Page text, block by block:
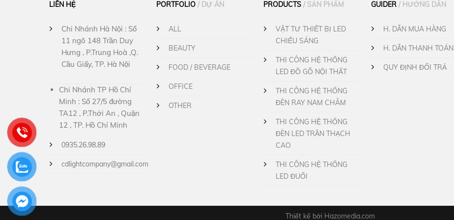
LIÊN HỆ
Chi Nhánh Hà Nội : Số
11 ngõ 148 Trần Duy
Hưng , P.Trung Hoà ,Q.
Cầu Giấy, TP. Hà Nội
Chi Nhánh TP Hồ Chí
Minh : Số 27/5 đường
TA12 , P.Thới An , Quận
12 , TP. Hồ Chí Minh
0935.26.98.89
cdlightcompany@gmail.com
PORTFOLIO / DỰ ÁN
ALL
BEAUTY
FOOD / BEVERAGE
OFFICE
OTHER
PRODUCTS / SẢN PHẨM
VẬT TƯ THIẾT BỊ LED
CHIẾU SÁNG
THI CÔNG HỆ THỐNG
LED ĐỒ GỖ NỘI THẤT
THI CÔNG HỆ THỐNG
ĐÈN RAY NAM CHÂM
THI CÔNG HỆ THỐNG
ĐÈN LED TRẦN THẠCH
CAO
THI CÔNG HỆ THỐNG
LED ĐUỔI
GUIDER / HƯỚNG DẪN
H. DẪN MUA HÀNG
H. DẪN THANH TOÁN
QUY ĐỊNH ĐỔI TRẢ
Thiết kế bởi Hazomedia.com